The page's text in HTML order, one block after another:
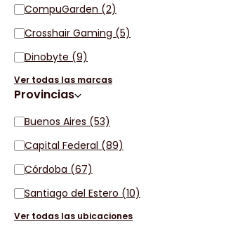
CompuGarden (2)
Crosshair Gaming (5)
Dinobyte (9)
Ver todas las marcas
Provincias
Buenos Aires (53)
Capital Federal (89)
Córdoba (67)
Santiago del Estero (10)
Ver todas las ubicaciones